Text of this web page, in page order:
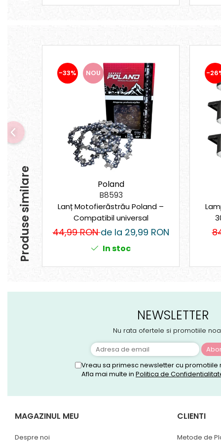
Trusă tubulare
Motoforeze și Burghie de Pământ
Ventilatoare
Produse similare
-33% NOU
Poland
B8593
Lanț Motofierăstrău Poland –
Compatibil universal
44,99 RONde la 29,99 RON
In stoc
-
NEWSLETTER
Nu rata ofertele si promotiile
Vreau sa primesc newsletter cu promotiile
Afla mai multe in Politica de
MAGAZINUL MEU
Despre noi
CLIENTI
Metode de